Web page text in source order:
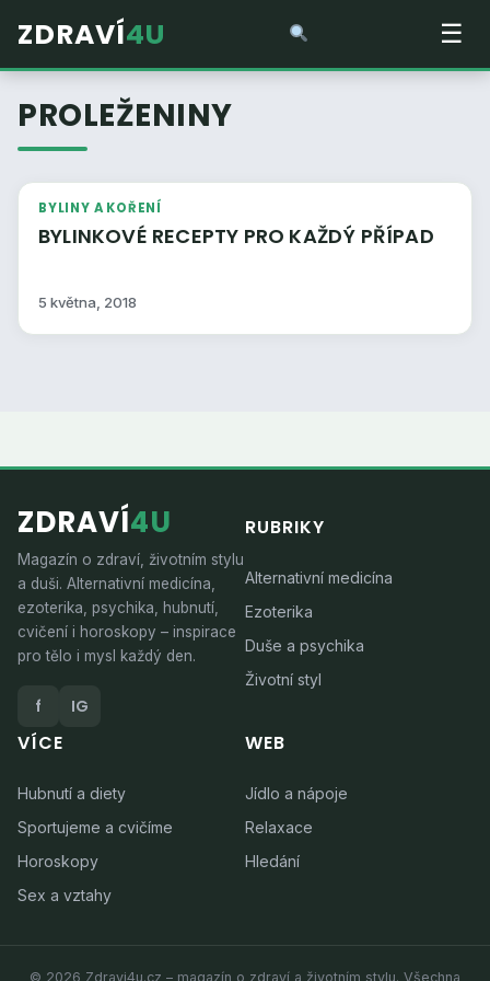
ZDRAVÍ4U ☰
PROLEŽENINY
BYLINY A KOŘENÍ
BYLINKOVÉ RECEPTY PRO KAŽDÝ PŘÍPAD
5 května, 2018
ZDRAVÍ4U
Magazín o zdraví, životním stylu
a duši. Alternativní medicína,
ezoterika, psychika, hubnutí,
cvičení i horoskopy – inspirace
pro tělo i mysl každý den.
f IG
RUBRIKY
Alternativní medicína
Ezoterika
Duše a psychika
Životní styl
VÍCE
Hubnutí a diety
Sportujeme a cvičíme
Horoskopy
Sex a vztahy
WEB
Jídlo a nápoje
Relaxace
Hledání
© 2026 Zdravi4u.cz – magazín o zdraví a životním stylu. Všechna